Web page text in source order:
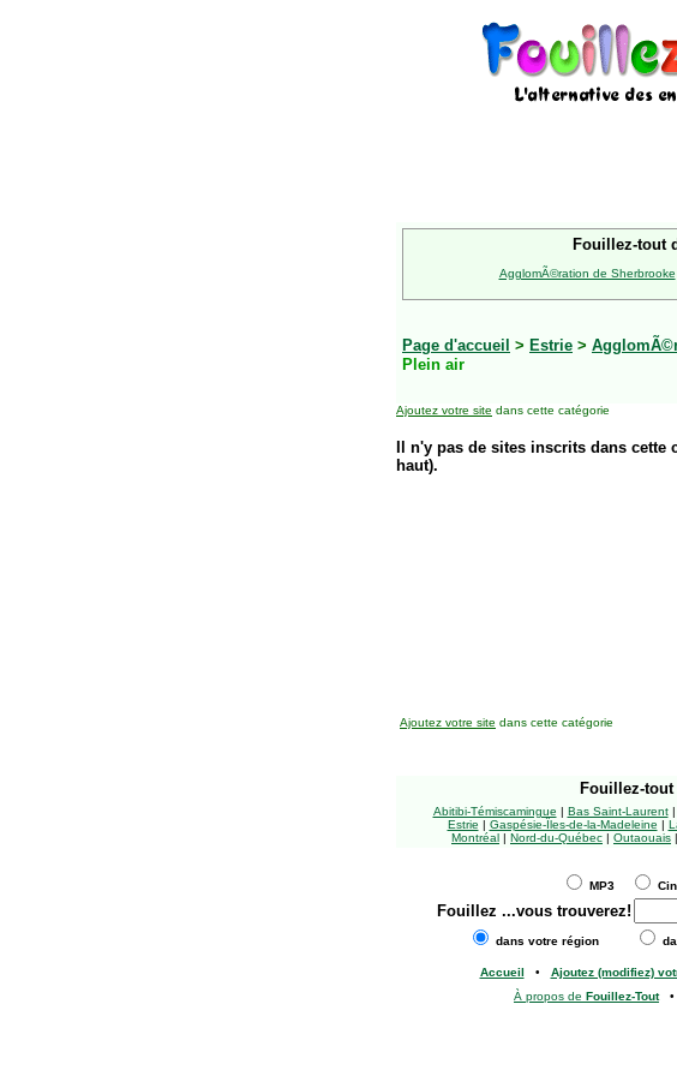
Fouillez-tout
AgglomÃ©ration de Sherbrooke
Page d'accueil > Estrie >
Plein air
Ajoutez votre site dans cette catégorie
Il n'y pas de sites inscrits dans
haut).
Ajoutez votre site dans cette catégorie
Fouillez-tout
Abitibi-Témiscamingue | Bas Saint-Laurent|
Estrie | Gaspésie-Îles-de-la-Madeleine |
Montréal | Nord-du-Québec | Outaouais |
MP3
Fouillez ...vous trouverez!
dans votre région
Accueil • Ajoutez (modifiez)
À propos de Fouillez-Tout•